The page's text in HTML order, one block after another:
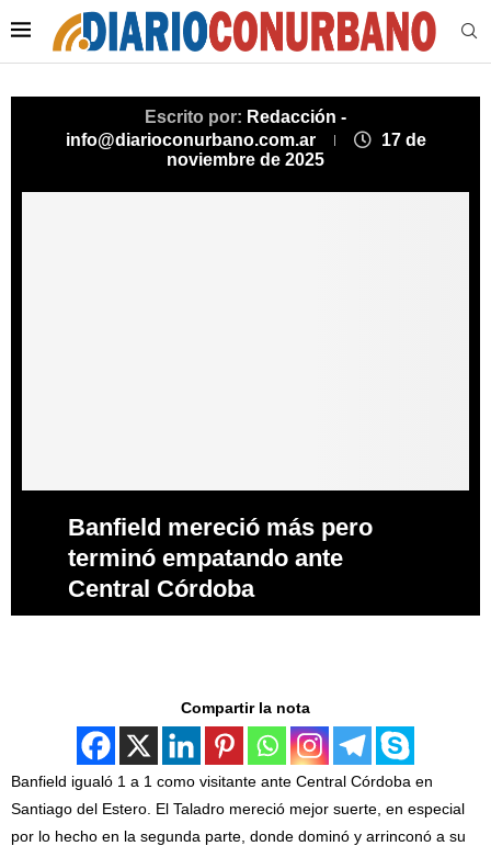
Escrito por: Redacción -
info@diarioconurbano.com.ar
17 de
noviembre de 2025
Banfield mereció más pero
terminó empatando ante
Central Córdoba
Compartir la nota
Banfield igualó 1 a 1 como visitante ante Central Córdoba en
Santiago del Estero. El Taladro mereció mejor suerte, en especial
por lo hecho en la segunda parte, donde dominó y arrinconó a su